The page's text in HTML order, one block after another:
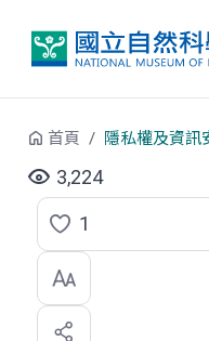
首頁 隱私權及資訊
3,224
點
選
喜
1